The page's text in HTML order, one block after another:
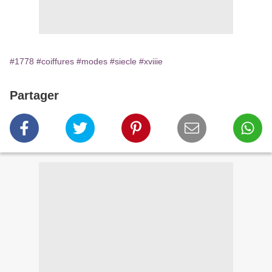
#1778 #coiffures #modes #siecle #xviiie
Partager